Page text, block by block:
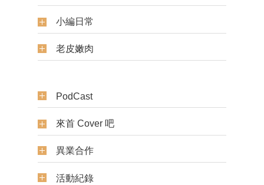
小編日常
老皮嫩肉
PodCast
來首 Cover 吧
異業合作
活動紀錄